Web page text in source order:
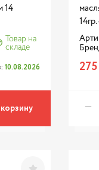
14
Товар на
складе
10.08.2026